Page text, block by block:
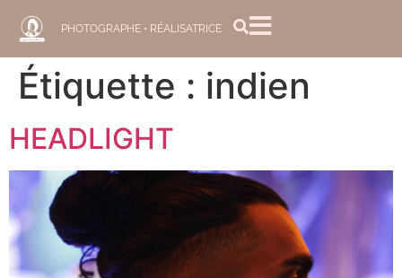
PHOTOGRAPHE • RÉALISATRICE
Étiquette : indien
HEADLIGHT